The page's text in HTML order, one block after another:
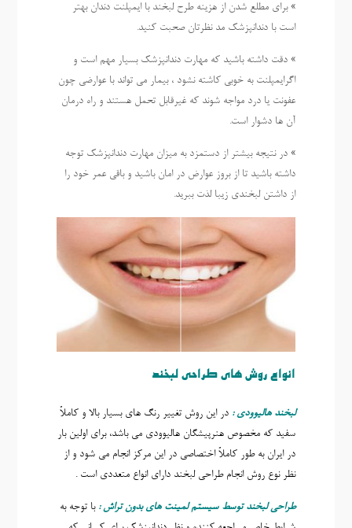
» برای مطلع شدن از هزینه طرح لبخند با ایمپلنت دندان بهتر
است با دندانپزشک مد نظرتان صحبت کنید.
» دقت داشته باشید که مهارت دندانپزشک بسیار مهم است و
اگرایمپلنت به خوبی کاشته نشود ، بیمار می تواند با عوارضی چون
عفونت یا درد مواجه شوند که غیرقابل تحمل هستند و راه درمان
آن ها دشوار است.
» در نتیجه بیشتر از دستمزد به میزان مهارت دندانپزشک توجه
داشته باشید تا از بروز عوارض در امان باشید و باقی عمر خود را
از داشتن لبخندی زیبا لذت ببرید.
انواع روش های طراحی لبخند
لبخند هالیوودی : در این روش تغيير رنگ های بسيار بالا و کاملاً
سفيد که مخصوص هنرپيشگان هاليوودی می باشد، براي اولين بار
در ايران به طور کاملاً اختصاصی در اين مرکز انجام می شود و از
نظر نوع روش انجام طراحی لبخند دارای انواع متعددی است .
طراحی لبخند توسط سيستم لمينت های بدون تراش :با توجه به